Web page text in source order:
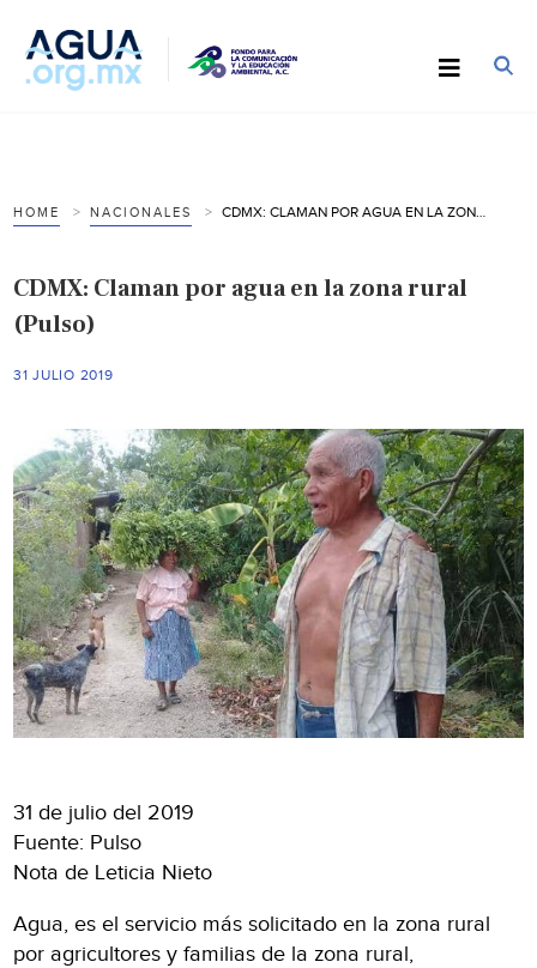
HOME NACIONALES
CDMX: Claman por agua en la zona rural
(Pulso)
31 JULIO 2019
31 de julio del 2019
Fuente: Pulso
Nota de Leticia Nieto
Agua, es el servicio más solicitado en la zona rural
por agricultores y familias de la zona rural,